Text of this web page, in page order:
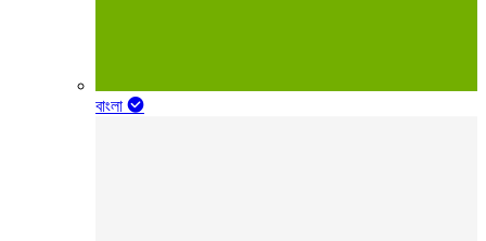
বাংলা